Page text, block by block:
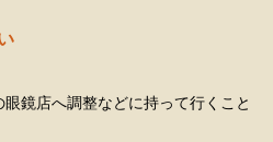
鏡店へ調整などに持って行くこと